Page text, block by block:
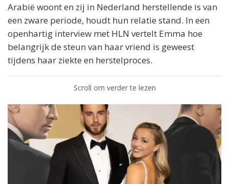
Arabië woont en zij in Nederland herstellende is van
een zware periode, houdt hun relatie stand. In een
openhartig interview met HLN vertelt Emma hoe
belangrijk de steun van haar vriend is geweest
tijdens haar ziekte en herstelproces.
Scroll om verder te lezen